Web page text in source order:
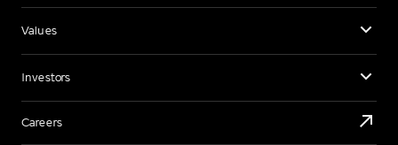
Values
Investors
Careers